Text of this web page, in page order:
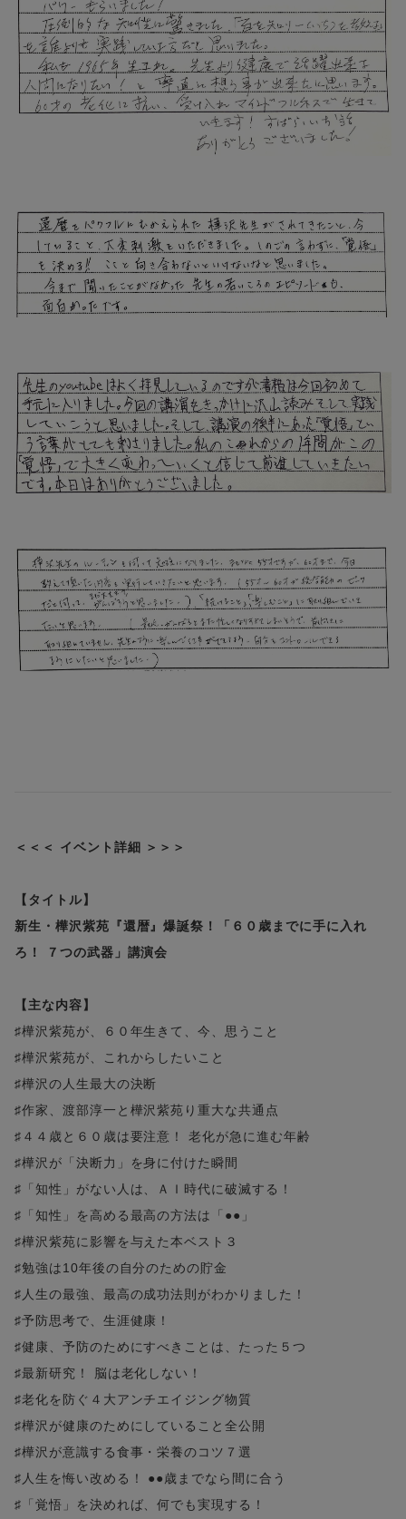
＜＜＜ イベント詳細 ＞＞＞
【タイトル】
新生・樺沢紫苑『還暦』爆誕祭！「６０歳までに手に入れ
ろ！ ７つの武器」講演会
【主な内容】
♯樺沢紫苑が、６０年生きて、今、思うこと
♯樺沢紫苑が、これからしたいこと
♯樺沢の人生最大の決断
♯作家、渡部淳一と樺沢紫苑り重大な共通点
♯４４歳と６０歳は要注意！ 老化が急に進む年齢
♯樺沢が「決断力」を身に付けた瞬間
♯「知性」がない人は、ＡＩ時代に破滅する！
♯「知性」を高める最高の方法は「●●」
♯樺沢紫苑に影響を与えた本ベスト３
♯勉強は10年後の自分のための貯金
♯人生の最強、最高の成功法則がわかりました！
♯予防思考で、生涯健康！
♯健康、予防のためにすべきことは、たった５つ
♯最新研究！ 脳は老化しない！
♯老化を防ぐ４大アンチエイジング物質
♯樺沢が健康のためにしていること全公開
♯樺沢が意識する食事・栄養のコツ７選
♯人生を悔い改める！ ●●歳までなら間に合う
♯「覚悟」を決めれば、何でも実現する！